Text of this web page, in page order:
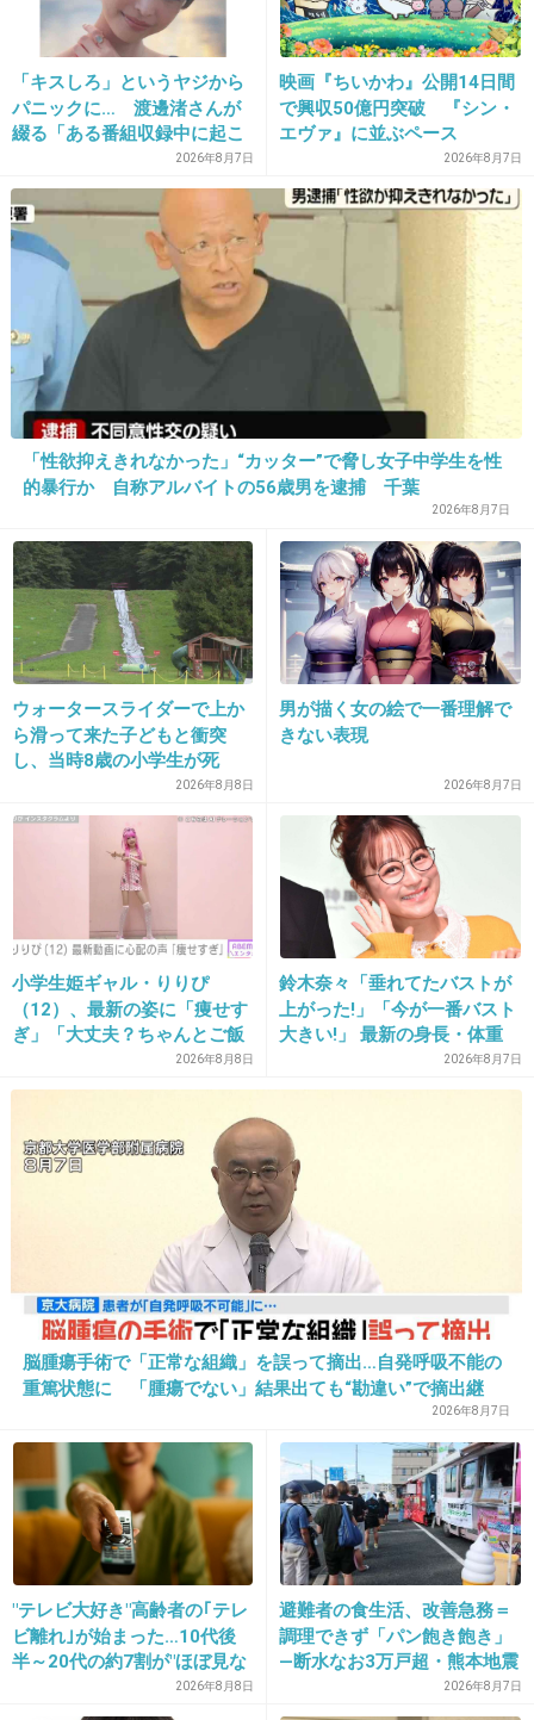
30. 匿名 2017/04/29(土) 10:59:53
2011年〜2014年まで活動した00年か99年生ま
れの元ジャニーズjr.っていう情報だけでジャニ
ヲタだったら誰か絞れそうだね
31. 匿名 2017/04/29(土) 10:59:56
ジャニーズ辞めると間違った方向に行く人多い
イメージ
光GENJIも佐藤あっくんはジャニーズに残って
まだまだイケメンだけど、辞めた諸星とか見て
やっぱりジャニーズの看板はデカイ
+185 -4
32. 匿名 2017/04/29(土) 11:00:03
この記事はジャニーズ事務所が悪いとでもいい
たいのか？
+43
2017/04/29(土) 11:00:11
未成年の一般人の話しって事だよね
+44 -2
女で言えば元AKBの研究生のキャバ嬢レベルで
追うほどの奴かね
+236
35. 匿名2017/04/29(土) 11:01:18
あーなるほど
普通夜中いなかったら怒るよねぇ
お母さん放置か
+87 -1
36. 匿名2017/04/29(土) 11:01:52
17才なら充分今からやり直しも出来るだろう
「キスしろ」というヤジから
パニックに… 渡邊渚さんが
綴る「ある番組収録中に起こ
ったフラッシュバック」2026年8月7日
映画『ちいかわ』公開14日間
で興収50億円突破 『シン・
エヴァ』に並ぶペース
2026年8月7日
「性欲抑えきれなかった」“カッター”で脅し女子中学生を性
的暴行か 自称アルバイトの56歳男を逮捕 千葉
2026年8月7日
ウォータースライダーで上か
ら滑って来た子どもと衝突
し、当時8歳の小学生が死
亡 イベントの引率責任者の
町職員を「減給」の懲戒処
分 児童の両親は「軽過ぎ
る」「全く納得できない」
2026年8月8日
男が描く女の絵で一番理解で
きない表現
2026年8月7日
小学生姫ギャル・りりぴ
（12）、最新の姿に「痩せす
ぎ」「大丈夫？ちゃんとご飯
食べてね」など心配の声2026年8月8日
鈴木奈々「垂れてたバストが
上がった!」「今が一番バスト
大きい!」 最新の身長・体重
2026年8月7日
脳腫瘍手術で「正常な組織」を誤って摘出…自発呼吸不能の
重篤状態に 「腫瘍でない」結果出ても“勘違い”で摘出継
続 通常の生活送っていた患者が手足も動かず 京大病院
2026年8月7日
"テレビ大好き"高齢者の｢テレ
ビ離れ｣が始まった…10代後
半～20代の約7割が"ほぼ見な
い"衝撃の最新データ2026年8月8日
避難者の食生活、改善急務＝
調理できず「パン飽き飽き」
―断水なお3万戸超・熊本地震
2026年8月7日